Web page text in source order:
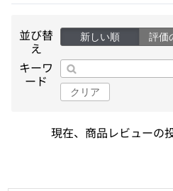
並び替
え
新しい順 評価
キーワ
ード
クリア
現在、商品レビューの